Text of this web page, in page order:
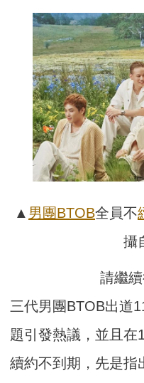
▲ 男團BTOB全員不
攝
請繼
三代男團BTOB出道
題引發熱議，並且在
續約不到期，先是指